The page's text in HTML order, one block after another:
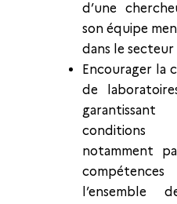
d’une
son équipe
dans le secteur
Encourager la
de
conditions
notamment
l’ensemble